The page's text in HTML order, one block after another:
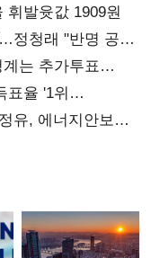
발윳값 1909원
정청래 "반명 공세
는 추가투표
표율 '1위
유, 에너지안보